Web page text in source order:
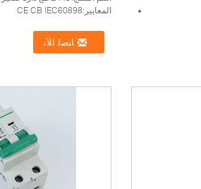
المعايير:CE CB IEC60898